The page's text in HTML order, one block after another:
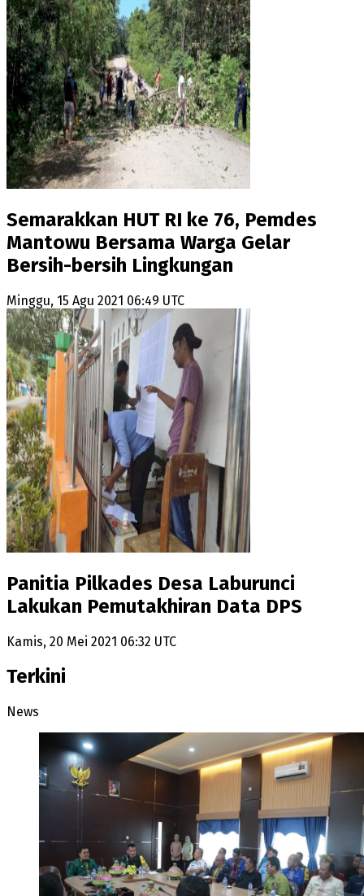
Semarakkan HUT RI ke 76, Pemdes
Mantowu Bersama Warga Gelar
Bersih-bersih Lingkungan
Minggu, 15 Agu 2021 06:49 UTC
Panitia Pilkades Desa Laburunci
Lakukan Pemutakhiran Data DPS
Kamis, 20 Mei 2021 06:32 UTC
Terkini
News